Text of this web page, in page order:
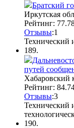
Братский
Иркутская
Рейтинг:
Отзывы:1
Технический
189.
путей
Хабаровский
Рейтинг:
Отзывы:3
Технический
190.